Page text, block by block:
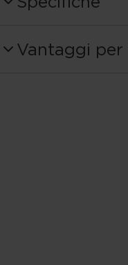
OZ11225
Vantaggi per